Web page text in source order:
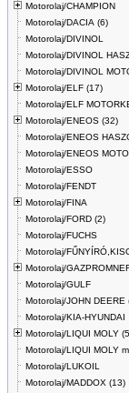
Motorolaj/CHAMPION
Motorolaj/DACIA (6)
Motorolaj/DIVINOL
Motorolaj/DIVINOL
Motorolaj/DIVINOL
Motorolaj/ELF (17)
Motorolaj/ELF
Motorolaj/ENEOS (32)
Motorolaj/ENEOS
Motorolaj/ENEOS
Motorolaj/ESSO
Motorolaj/FENDT
Motorolaj/FINA
Motorolaj/FORD (2)
Motorolaj/FUCHS
Motorolaj/
Motorolaj/
Motorolaj/GULF
Motorolaj/JOHN DEERE
Motorolaj/KIA-HYUNDAI
Motorolaj/LIQUI MOLY
Motorolaj/LIQUI MOLY
Motorolaj/LUKOIL
Motorolaj/MADDOX (13)